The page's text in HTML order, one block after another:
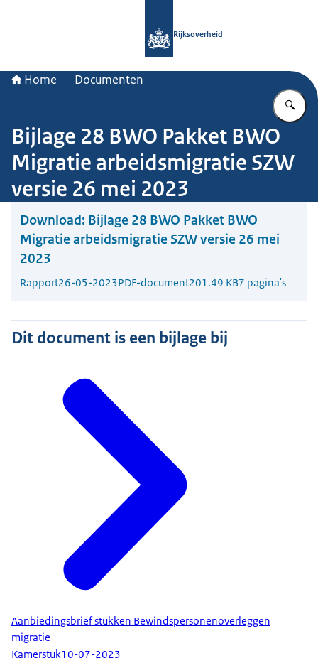
Rijksoverheid
Home Documenten
Bijlage 28 BWO Pakket BWO
Migratie arbeidsmigratie SZW
versie 26 mei 2023
Download: Bijlage 28 BWO Pakket BWO
Migratie arbeidsmigratie SZW versie 26 mei
2023
Rapport26-05-2023PDF-document201.49 KB7 pagina's
Dit document is een bijlage bij
Aanbiedingsbrief stukken Bewindspersonenoverleggen
migratie
Kamerstuk10-07-2023